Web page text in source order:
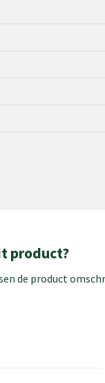
product?
de product